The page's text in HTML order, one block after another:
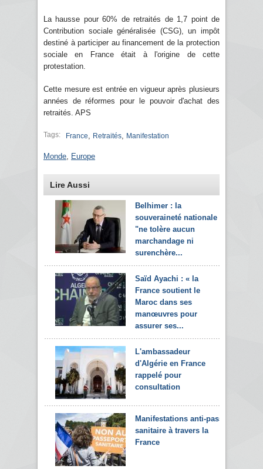
La hausse pour 60% de retraités de 1,7 point de
Contribution sociale généralisée (CSG), un impôt
destiné à participer au financement de la protection
sociale en France était à l'origine de cette
protestation.
Cette mesure est entrée en vigueur après plusieurs
années de réformes pour le pouvoir d'achat des
retraités. APS
Tags: France Retraités Manifestation
Monde Europe
Lire Aussi
Belhimer : la
souveraineté nationale
"ne tolère aucun
marchandage ni
surenchère...
Saïd Ayachi : « la
France soutient le
Maroc dans ses
manœuvres pour
assurer ses...
L'ambassadeur
d'Algérie en France
rappelé pour
consultation
Manifestations anti-pass
sanitaire à travers la
France